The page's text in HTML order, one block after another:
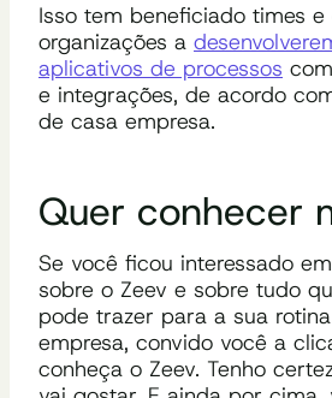
Isso tem beneficiado times e
organizações a
aplicativos de processos
e integrações, de acordo
de casa empresa.
Quer conhecer
Se você ficou interessado
sobre o Zeev e sobre tudo
pode trazer para a sua
empresa, convido você a
conheça o Zeev. Tenho